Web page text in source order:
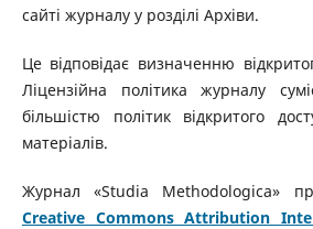
сайті журналу у розділі Архіви.
Це відповідає визначенню
Ліцензійна політика журналу
більшістю політик відкритого
матеріалів.
Журнал «Studia Methodologica»
Creative Commons Attribution